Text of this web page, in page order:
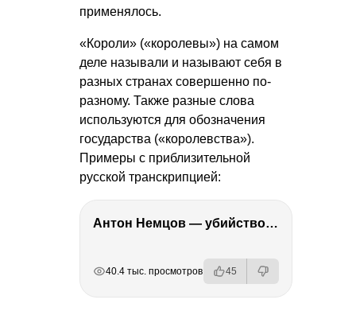
применялось.
«Короли» («королевы») на самом
деле называли и называют себя в
разных странах совершенно по-
разному. Также разные слова
используются для обозначения
государства («королевства»).
Примеры с приблизительной
русской транскрипцией:
Антон Немцов — убийство Бориса Немцова, переезд в Дубай, семья и политика
40.4 тыс. просмотров 45